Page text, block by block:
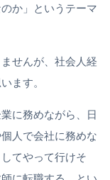
か」というテーマ
せんが、社会人経
ます。
に務めながら、日
人で会社に務めな
てやって行けそ